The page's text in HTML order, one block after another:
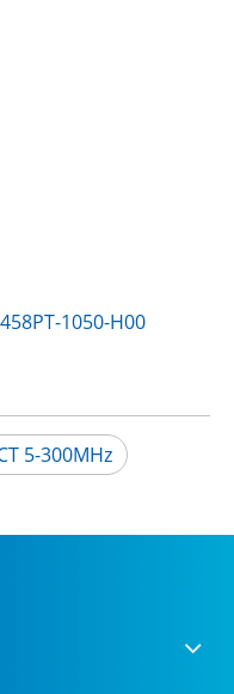
1050-H00
5-300MHz